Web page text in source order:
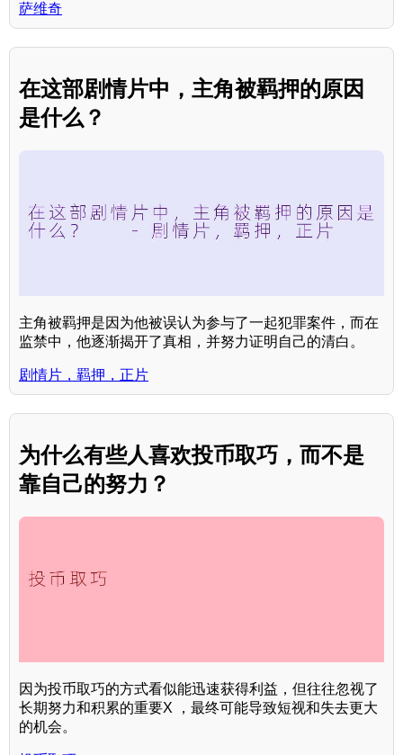
萨维奇
在这部剧情片中，主角被羁押的原因
是什么？
主角被羁押是因为他被误认为参与了一起犯罪案件，而在
监禁中，他逐渐揭开了真相，并努力证明自己的清白。
剧情片，羁押，正片
为什么有些人喜欢投币取巧，而不是
靠自己的努力？
因为投币取巧的方式看似能迅速获得利益，但往往忽视了
长期努力和积累的重要X ，最终可能导致短视和失去更大
的机会。